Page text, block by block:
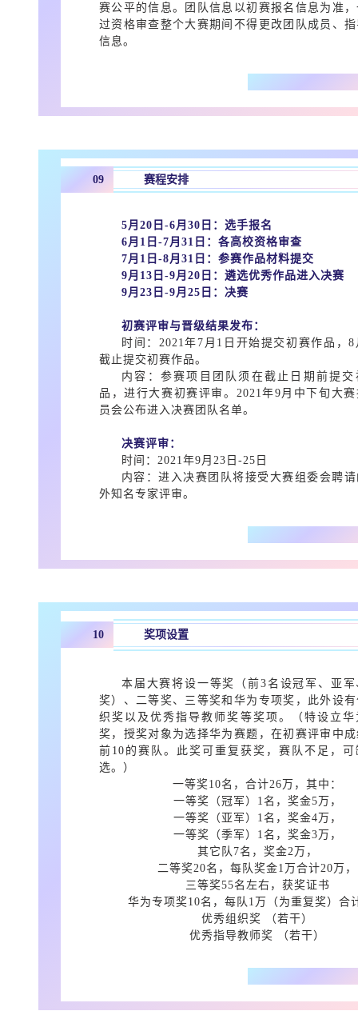
赛公平的信息。团队信息以初赛报名信息为准
过资格审查整个大赛期间不得更改团队成员、
信息。
09 赛程安排
5月20日-6月30日：选手报名
6月1日-7月31日：各高校资格审查
7月1日-8月31日：参赛作品材料提交
9月13日-9月20日：遴选优秀作品进入决赛
9月23日-9月25日：决赛
初赛评审与晋级结果发布：
时间：2021年7月1日开始提交初赛作品，8
截止提交初赛作品。
内容：参赛项目团队须在截止日期前提交
品，进行大赛初赛评审。2021年9月中下旬大
员会公布进入决赛团队名单。
决赛评审：
时间：2021年9月23日-25日
内容：进入决赛团队将接受大赛组委会聘
外知名专家评审。
10 奖项设置
本届大赛将设一等奖（前3名设冠军、亚军
奖）、二等奖、三等奖和华为专项奖，此外设
织奖以及优秀指导教师奖等奖项。（特设立华
奖，授奖对象为选择华为赛题，在初赛评审中
前10的赛队。此奖可重复获奖，赛队不足，可
选。）
一等奖10名，合计26万，其中：
一等奖（冠军）1名，奖金5万，
一等奖（亚军）1名，奖金4万，
一等奖（季军）1名，奖金3万，
其它队7名，奖金2万，
二等奖20名，每队奖金1万合计20万，
三等奖55名左右，获奖证书
华为专项奖10名，每队1万（为重复奖）合
优秀组织奖 （若干）
优秀指导教师奖 （若干）